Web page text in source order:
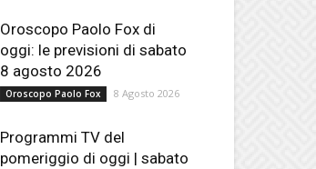
Oroscopo Paolo Fox di
oggi: le previsioni di sabato
8 agosto 2026
Oroscopo Paolo Fox 8 Agosto 2026
Programmi TV del
pomeriggio di oggi | sabato